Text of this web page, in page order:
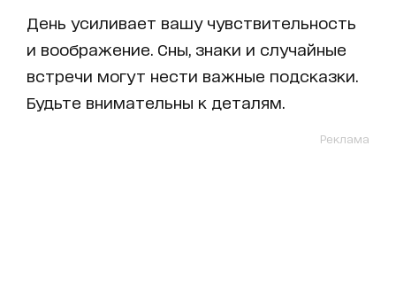
День усиливает вашу чувствительность
и воображение. Сны, знаки и случайные
встречи могут нести важные подсказки.
Будьте внимательны к деталям.
Реклама